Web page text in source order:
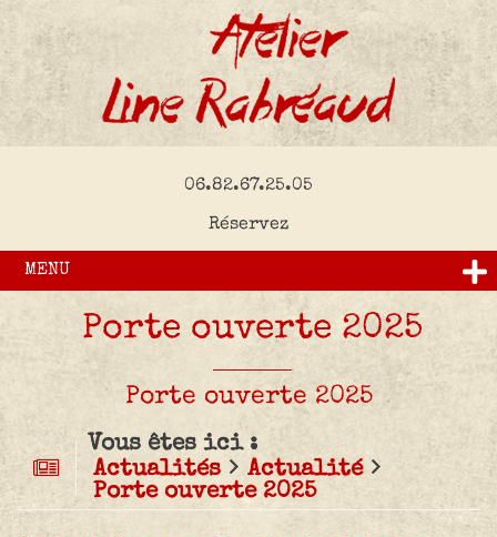
06.82.67.25.05
Réservez
MENU
Porte ouverte 2025
Vous êtes ici :
Actualités
Actualité
Porte ouverte 2025
Porte ouverte 2025